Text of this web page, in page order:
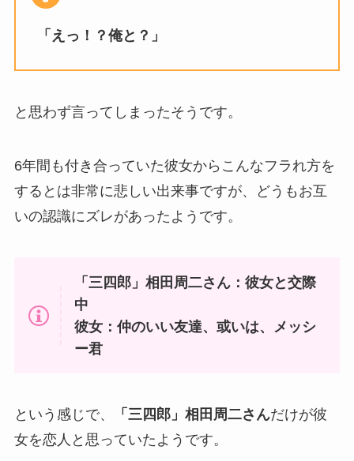
「えっ！？俺と？」
と思わず言ってしまったそうです。
6年間も付き合っていた彼女からこんなフラれ方を
するとは非常に悲しい出来事ですが、どうもお互
いの認識にズレがあったようです。
「三四郎」相田周二さん：彼女と交際
中
彼女：仲のいい友達、或いは、メッシ
ー君
という感じで、 「三四郎」相田周二さんだけが彼
女を恋人と思っていたようです。